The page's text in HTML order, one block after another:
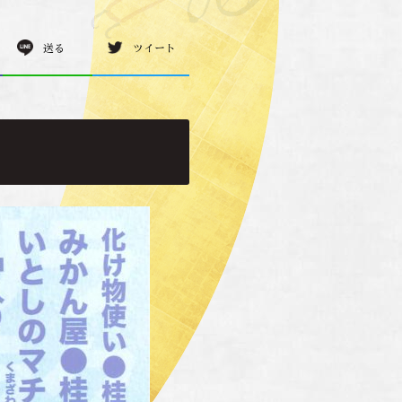
送る ツイート